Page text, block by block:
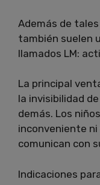
Además de
también suelen
llamados LM:
La principal
la invisibilidad
demás. Los
inconveniente ni
comunican con
Indicaciones